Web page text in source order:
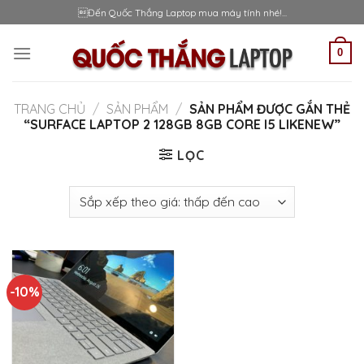
to
content
Đến Quốc Thắng Laptop mua máy tính nhé!...
0
TRANG CHỦ / SẢN PHẨM / SẢN PHẨM ĐƯỢC GẮN THẺ
“SURFACE LAPTOP 2 128GB 8GB CORE I5 LIKENEW”
LỌC
-10%